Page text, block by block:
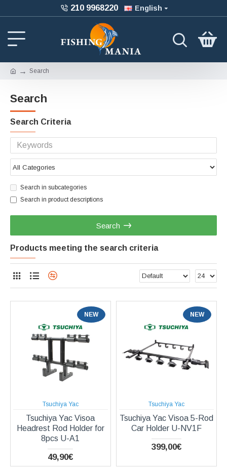
210 9968220 English
Search
Search
Search Criteria
Search in subcategories
Search in product descriptions
Search
Products meeting the search criteria
NEW
Tsuchiya Yac
Tsuchiya Yac Visoa
Headrest Rod Holder for
8pcs U-A1
49,90€
NEW
Tsuchiya Yac
Tsuchiya Yac Visoa 5-Rod
Car Holder U-NV1F
399,00€